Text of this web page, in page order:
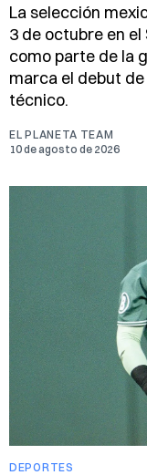
La selección
3 de octubre en
como parte de la
marca el debut
técnico.
EL PLANETA TEAM
10 de agosto de 2026
DEPORTES